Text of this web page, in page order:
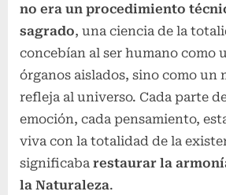
no era un procedimiento
sagrado, una ciencia de la
concebían al ser humano como
órganos aislados, sino como un
refleja al universo. Cada parte
emoción, cada pensamiento,
viva con la totalidad de la
significaba restaurar la
la Naturaleza.